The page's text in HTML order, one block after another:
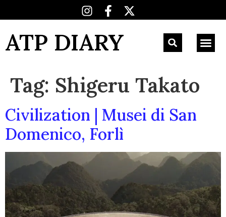
ATP DIARY
Tag: Shigeru Takato
Civilization | Musei di San
Domenico, Forlì